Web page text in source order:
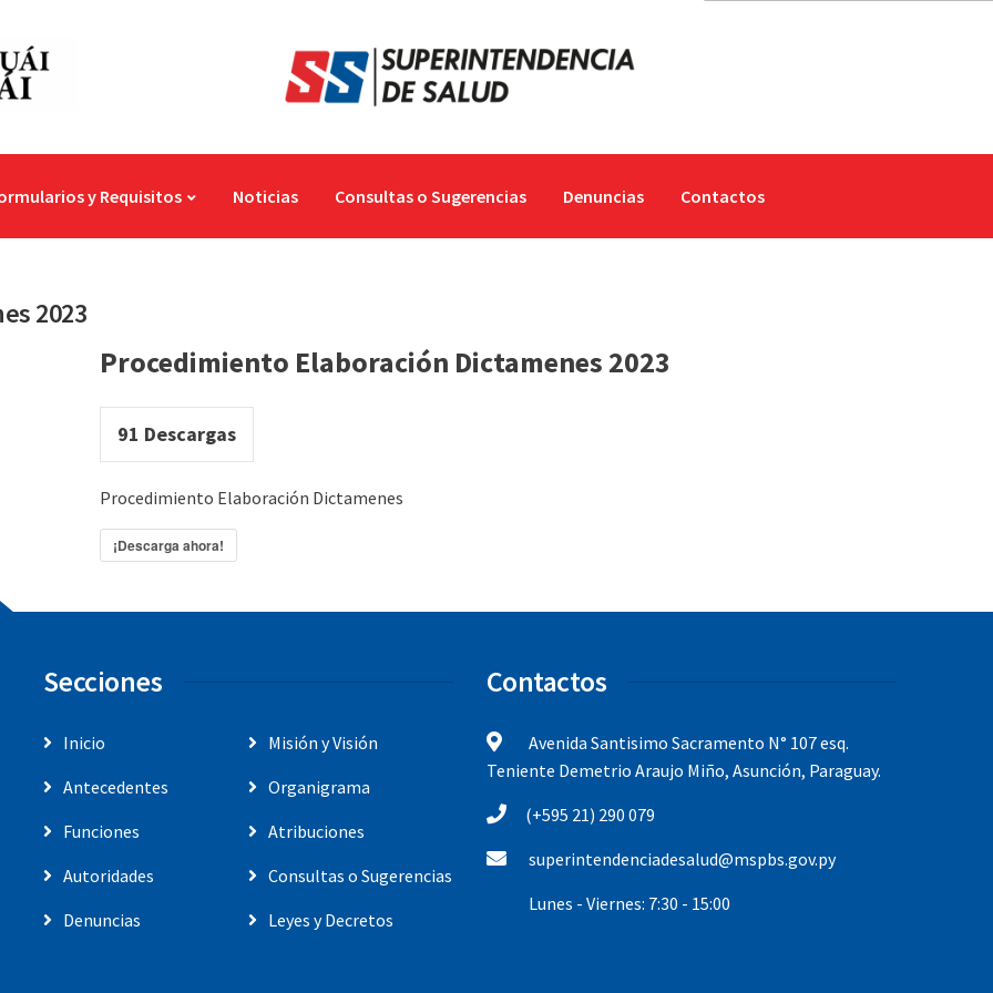
y Requisitos Noticias Consultas o Sugerencias Denuncias Contactos
2023
Procedimiento Elaboración Dictamenes 2023
91 Descargas
Procedimiento Elaboración Dictamenes
¡Descarga ahora!
Secciones
Inicio
Misión y Visión
Antecedentes
Organigrama
Funciones
Atribuciones
Autoridades
Consultas o Sugerencias
Denuncias
Leyes y Decretos
Contactos
Avenida Santisimo Sacramento N° 107 esq.
Teniente Demetrio Araujo Miño, Asunción, Paraguay.
(+595 21) 290 079
superintendenciadesalud@mspbs.gov.py
Lunes - Viernes: 7:30 - 15:00